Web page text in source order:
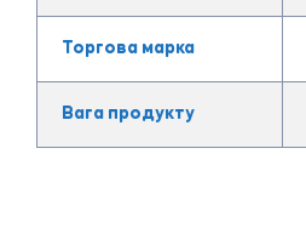
Торгова марка
Вага продукту